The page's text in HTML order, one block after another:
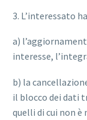
3. L’interessato
a)
interesse,
b) la
il blocco dei dati
quelli di cui non è